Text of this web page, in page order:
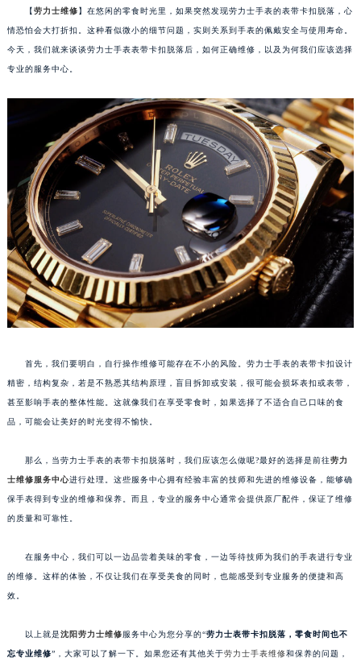
【劳力士维修】在悠闲的零食时光里，如果突然发现劳力士手表的表带卡扣脱落，心
情恐怕会大打折扣。这种看似微小的细节问题，实则关系到手表的佩戴安全与使用寿命。
今天，我们就来谈谈劳力士手表表带卡扣脱落后，如何正确维修，以及为何我们应该选择
专业的服务中心。
首先，我们要明白，自行操作维修可能存在不小的风险。劳力士手表的表带卡扣设计
精密，结构复杂，若是不熟悉其结构原理，盲目拆卸或安装，很可能会损坏表扣或表带，
甚至影响手表的整体性能。这就像我们在享受零食时，如果选择了不适合自己口味的食
品，可能会让美好的时光变得不愉快。
那么，当劳力士手表的表带卡扣脱落时，我们应该怎么做呢?最好的选择是前往劳力
士维修服务中心进行处理。这些服务中心拥有经验丰富的技师和先进的维修设备，能够确
保手表得到专业的维修和保养。而且，专业的服务中心通常会提供原厂配件，保证了维修
的质量和可靠性。
在服务中心，我们可以一边品尝着美味的零食，一边等待技师为我们的手表进行专业
的维修。这样的体验，不仅让我们在享受美食的同时，也能感受到专业服务的便捷和高
效。
以上就是沈阳劳力士维修服务中心为您分享的“劳力士表带卡扣脱落，零食时间也不
忘专业维修”，大家可以了解一下。如果您还有其他关于劳力士手表维修和保养的问题，